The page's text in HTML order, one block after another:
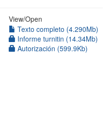
View/Open
Texto completo (4.290Mb)
Informe turnitin (14.34Mb)
Autorización (599.9Kb)